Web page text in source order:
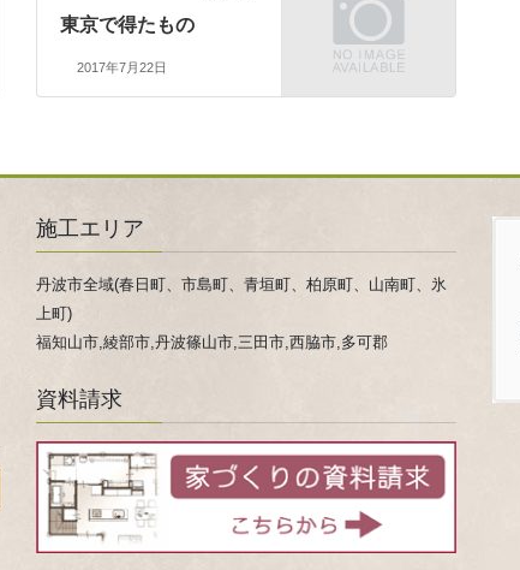
東京で得たもの
2017年7月22日
施工エリア
丹波市全域(春日町、市島町、青垣町、柏原町、山南町、氷
上町)
福知山市,綾部市,丹波篠山市,三田市,西脇市,多可郡
資料請求